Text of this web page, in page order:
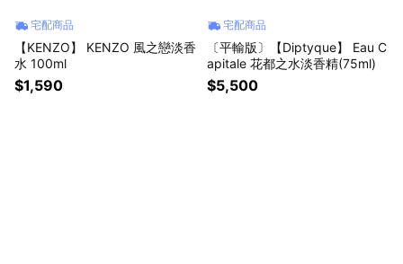
宅配商品
【KENZO】 KENZO 風之戀淡香
水 100ml
$1,590
宅配商品
〔平輸版〕【Diptyque】 Eau C
apitale 花都之水淡香精(75ml)
$5,500